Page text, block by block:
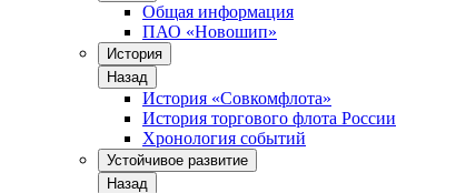
Общая информация
ПАО «Новошип»
История
Назад
История «Совкомфлота»
История торгового флота России
Хронология событий
Устойчивое развитие
Назад